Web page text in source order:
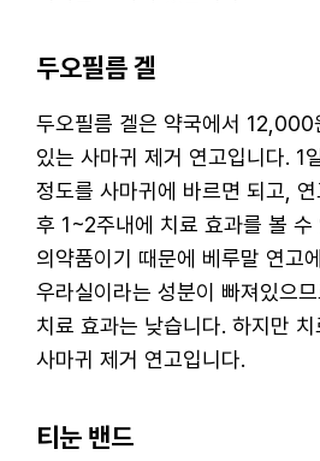
두오필름 겔
두오필름 겔은 약국에서 12,000
있는 사마귀 제거 연고입니다. 1
정도를 사마귀에 바르면 되고,
후 1~2주내에 치료 효과를 볼 수
의약품이기 때문에 베루말 연고
우라실이라는 성분이 빠져있으
치료 효과는 낮습니다. 하지만
사마귀 제거 연고입니다.
티눈 밴드